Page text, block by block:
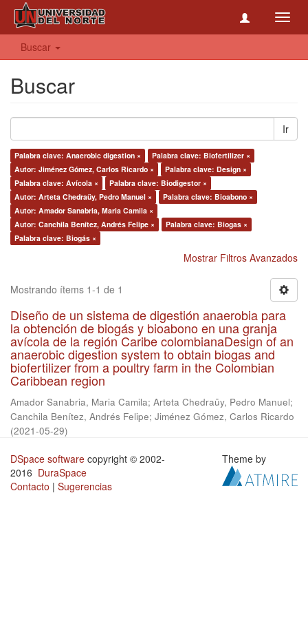
Buscar
Buscar
Ir
Palabra clave: Anaerobic digestion ×
Palabra clave: Biofertilizer ×
Autor: Jiménez Gómez, Carlos Ricardo ×
Palabra clave: Design ×
Palabra clave: Avícola ×
Palabra clave: Biodigestor ×
Autor: Arteta Chedraüy, Pedro Manuel ×
Palabra clave: Bioabono ×
Autor: Amador Sanabria, Maria Camila ×
Autor: Canchila Benítez, Andrés Felipe ×
Palabra clave: Biogas ×
Palabra clave: Biogás ×
Mostrar Filtros Avanzados
Mostrando ítems 1-1 de 1
Diseño de un sistema de digestión anaerobia para
la obtención de biogás y bioabono en una granja
avícola de la región Caribe colombianaDesign of an
anaerobic digestion system to obtain biogas and
biofertilizer from a poultry farm in the Colombian
Caribbean region
Amador Sanabria, Maria Camila; Arteta Chedraüy, Pedro Manuel;
Canchila Benítez, Andrés Felipe; Jiménez Gómez, Carlos Ricardo
(2021-05-29)
DSpace software copyright © 2002-
2016 DuraSpace
Contacto | Sugerencias
Theme by